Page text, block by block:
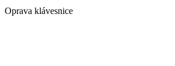
Oprava klávesnice